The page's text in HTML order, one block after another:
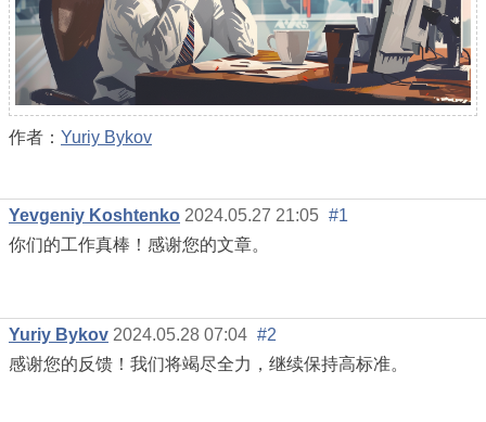
作者： Yuriy Bykov
Yevgeniy Koshtenko 2024.05.27 21:05 #1
你们的工作真棒！感谢您的文章。
Yuriy Bykov 2024.05.28 07:04 #2
感谢您的反馈！我们将竭尽全力，继续保持高标准。